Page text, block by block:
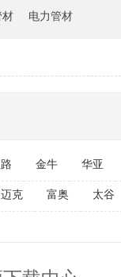
材 电力管材
金牛 华亚
迈克 富奥 太谷